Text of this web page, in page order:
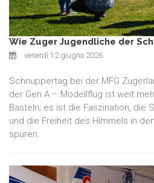
Wie Zuger Jugendliche der
venerdì 12 giugno 2026
Schnuppertag bei der MFG
der Gen A – Modellflug ist weit
Basteln; es ist die Faszination, die
und die Freiheit des Himmels in
spüren.